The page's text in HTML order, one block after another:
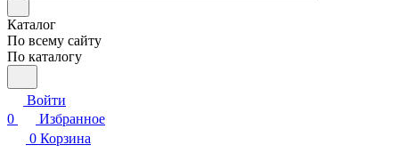
Каталог
По всему сайту
По каталогу
Войти
0
Избранное
0 Корзина